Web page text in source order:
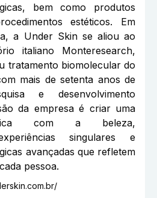
bem como produtos
estéticos. Em
a Under Skin se aliou ao
italiano Monteresearch,
tratamento biomolecular do
mais de setenta anos de
e desenvolvimento
da empresa é criar uma
com a beleza,
singulares e
avançadas que refletem
pessoa.